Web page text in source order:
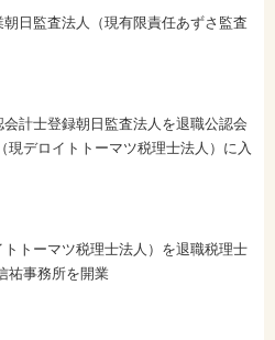
朝日監査法人（現有限責任あずさ監査
会計士登録朝日監査法人を退職公認会
デロイトトーマツ税理士法人）に入
トーマツ税理士法人）を退職税理士
祐事務所を開業